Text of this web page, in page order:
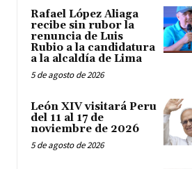
Rafael López Aliaga
recibe sin rubor la
renuncia de Luis
Rubio a la candidatura
a la alcaldía de Lima
5 de agosto de 2026
León XIV visitará Peru
del 11 al 17 de
noviembre de 2026
5 de agosto de 2026